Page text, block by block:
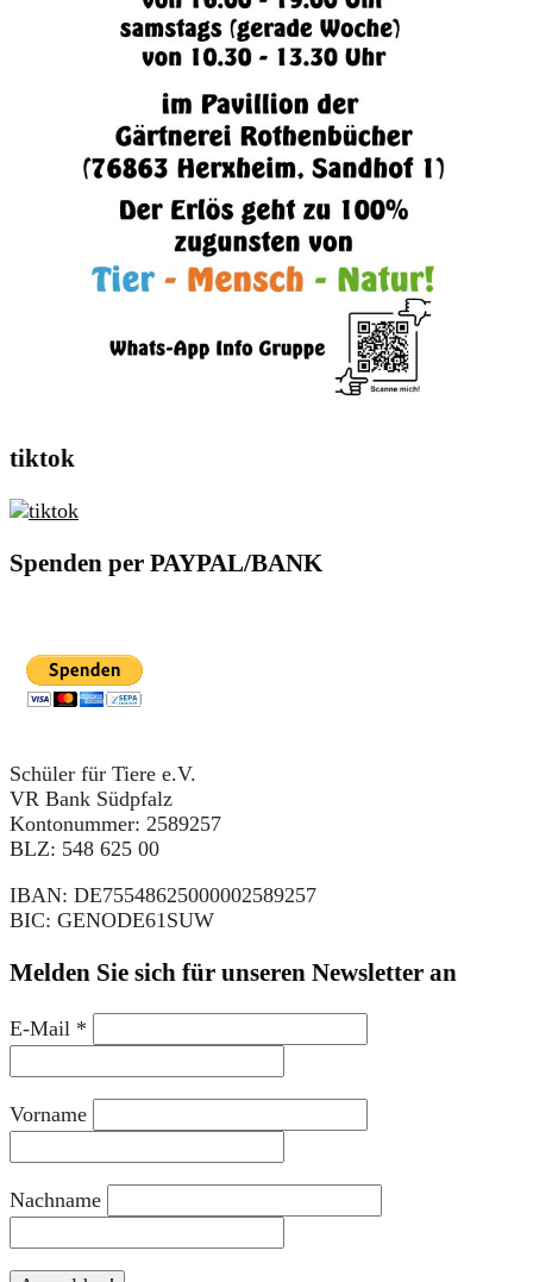
tiktok
Spenden per PAYPAL/BANK
Schüler für Tiere e.V.
VR Bank Südpfalz
Kontonummer: 2589257
BLZ: 548 625 00
IBAN: DE75548625000002589257
BIC: GENODE61SUW
Melden Sie sich für unseren Newsletter an
E-Mail *
Vorname
Nachname